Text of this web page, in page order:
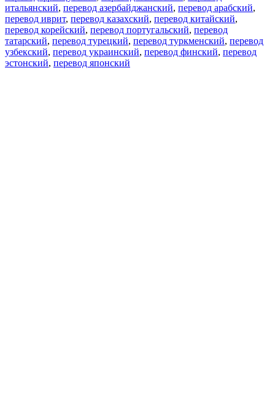
итальянский, перевод азербайджанский, перевод арабский,
перевод иврит, перевод казахский, перевод китайский,
перевод корейский, перевод португальский, перевод
татарский, перевод турецкий, перевод туркменский, перевод
узбекский, перевод украинский, перевод финский, перевод
эстонский, перевод японский